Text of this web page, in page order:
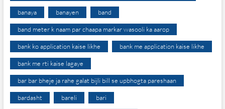
banaya banayen band
band meter k naam par chaapa markar wasooli ka aarop
bank ko application kaise likhe bank me application kaise likhe
bank me rti kaise lagaye
bar bar bheje ja rahe galat bijli bill se upbhogta pareshaan
bardasht bareli bari